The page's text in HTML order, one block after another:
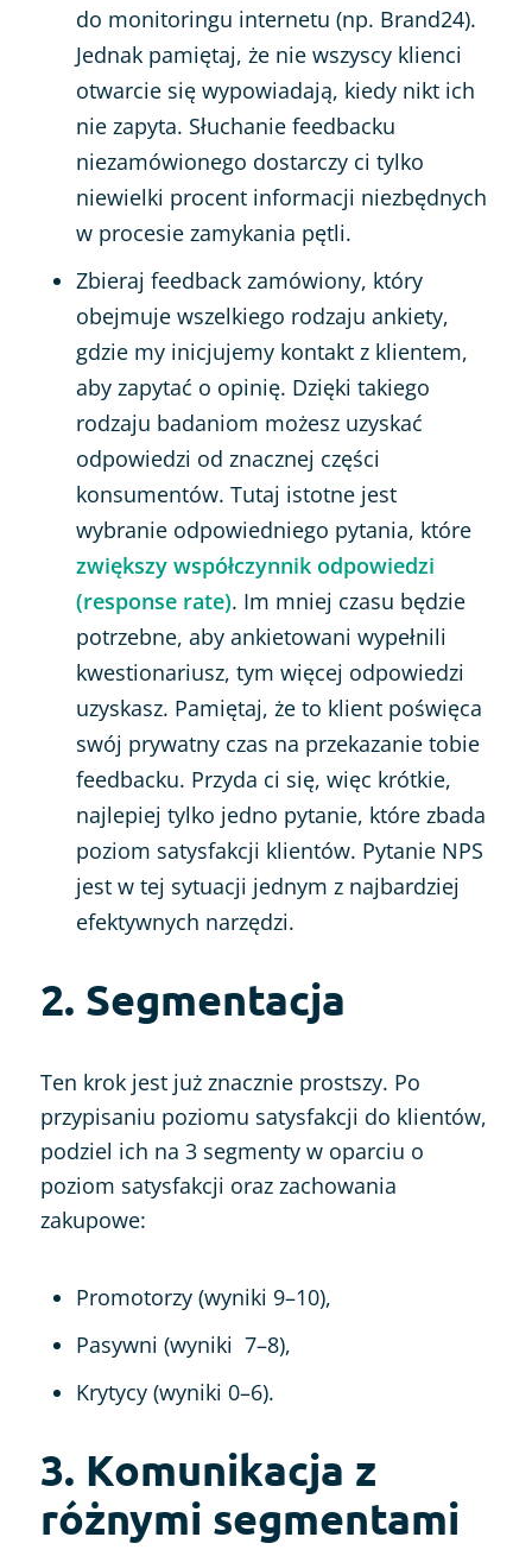
do monitoringu internetu (np. Brand24).
Jednak pamiętaj, że nie wszyscy klienci
otwarcie się wypowiadają, kiedy nikt ich
nie zapyta. Słuchanie feedbacku
niezamówionego dostarczy ci tylko
niewielki procent informacji niezbędnych
w procesie zamykania pętli.
Zbieraj feedback zamówiony, który
obejmuje wszelkiego rodzaju ankiety,
gdzie my inicjujemy kontakt z klientem,
aby zapytać o opinię. Dzięki takiego
rodzaju badaniom możesz uzyskać
odpowiedzi od znacznej części
konsumentów. Tutaj istotne jest
wybranie odpowiedniego pytania, które
zwiększy współczynnik odpowiedzi
(response rate). Im mniej czasu będzie
potrzebne, aby ankietowani wypełnili
kwestionariusz, tym więcej odpowiedzi
uzyskasz. Pamiętaj, że to klient poświęca
swój prywatny czas na przekazanie tobie
feedbacku. Przyda ci się, więc krótkie,
najlepiej tylko jedno pytanie, które zbada
poziom satysfakcji klientów. Pytanie NPS
jest w tej sytuacji jednym z najbardziej
efektywnych narzędzi.
2. Segmentacja
Ten krok jest już znacznie prostszy. Po
przypisaniu poziomu satysfakcji do klientów,
podziel ich na 3 segmenty w oparciu o
poziom satysfakcji oraz zachowania
zakupowe:
Promotorzy (wyniki 9–10),
Pasywni (wyniki 7–8),
Krytycy (wyniki 0–6).
3. Komunikacja z
różnymi segmentami